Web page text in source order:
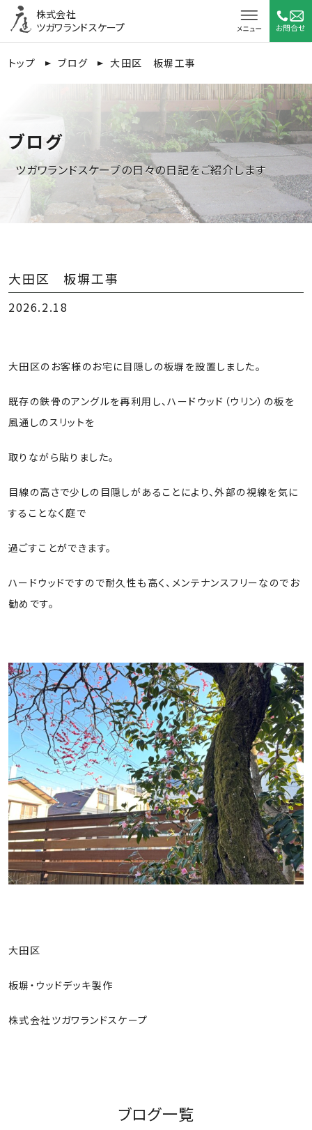
株式会社
ツガワランドスケープ
トップ
施工事例
トップ ブログ 大田区 板塀工事
ブログ
ツガワランドスケープの日々の日記をご紹介します
大田区 板塀工事
2026.2.18
大田区のお客様のお宅に目隠しの板塀を設置しました。
既存の鉄骨のアングルを再利用し、ハードウッド（ウリン）の板を
風通しのスリットを
取りながら貼りました。
目線の高さで少しの目隠しがあることにより、外部の視線を気に
することなく庭で
過ごすことができます。
ハードウッドですので耐久性も高く、メンテナンスフリーなのでお
勧めです。
大田区
板塀・ウッドデッキ製作
株式会社ツガワランドスケープ
ブログ一覧